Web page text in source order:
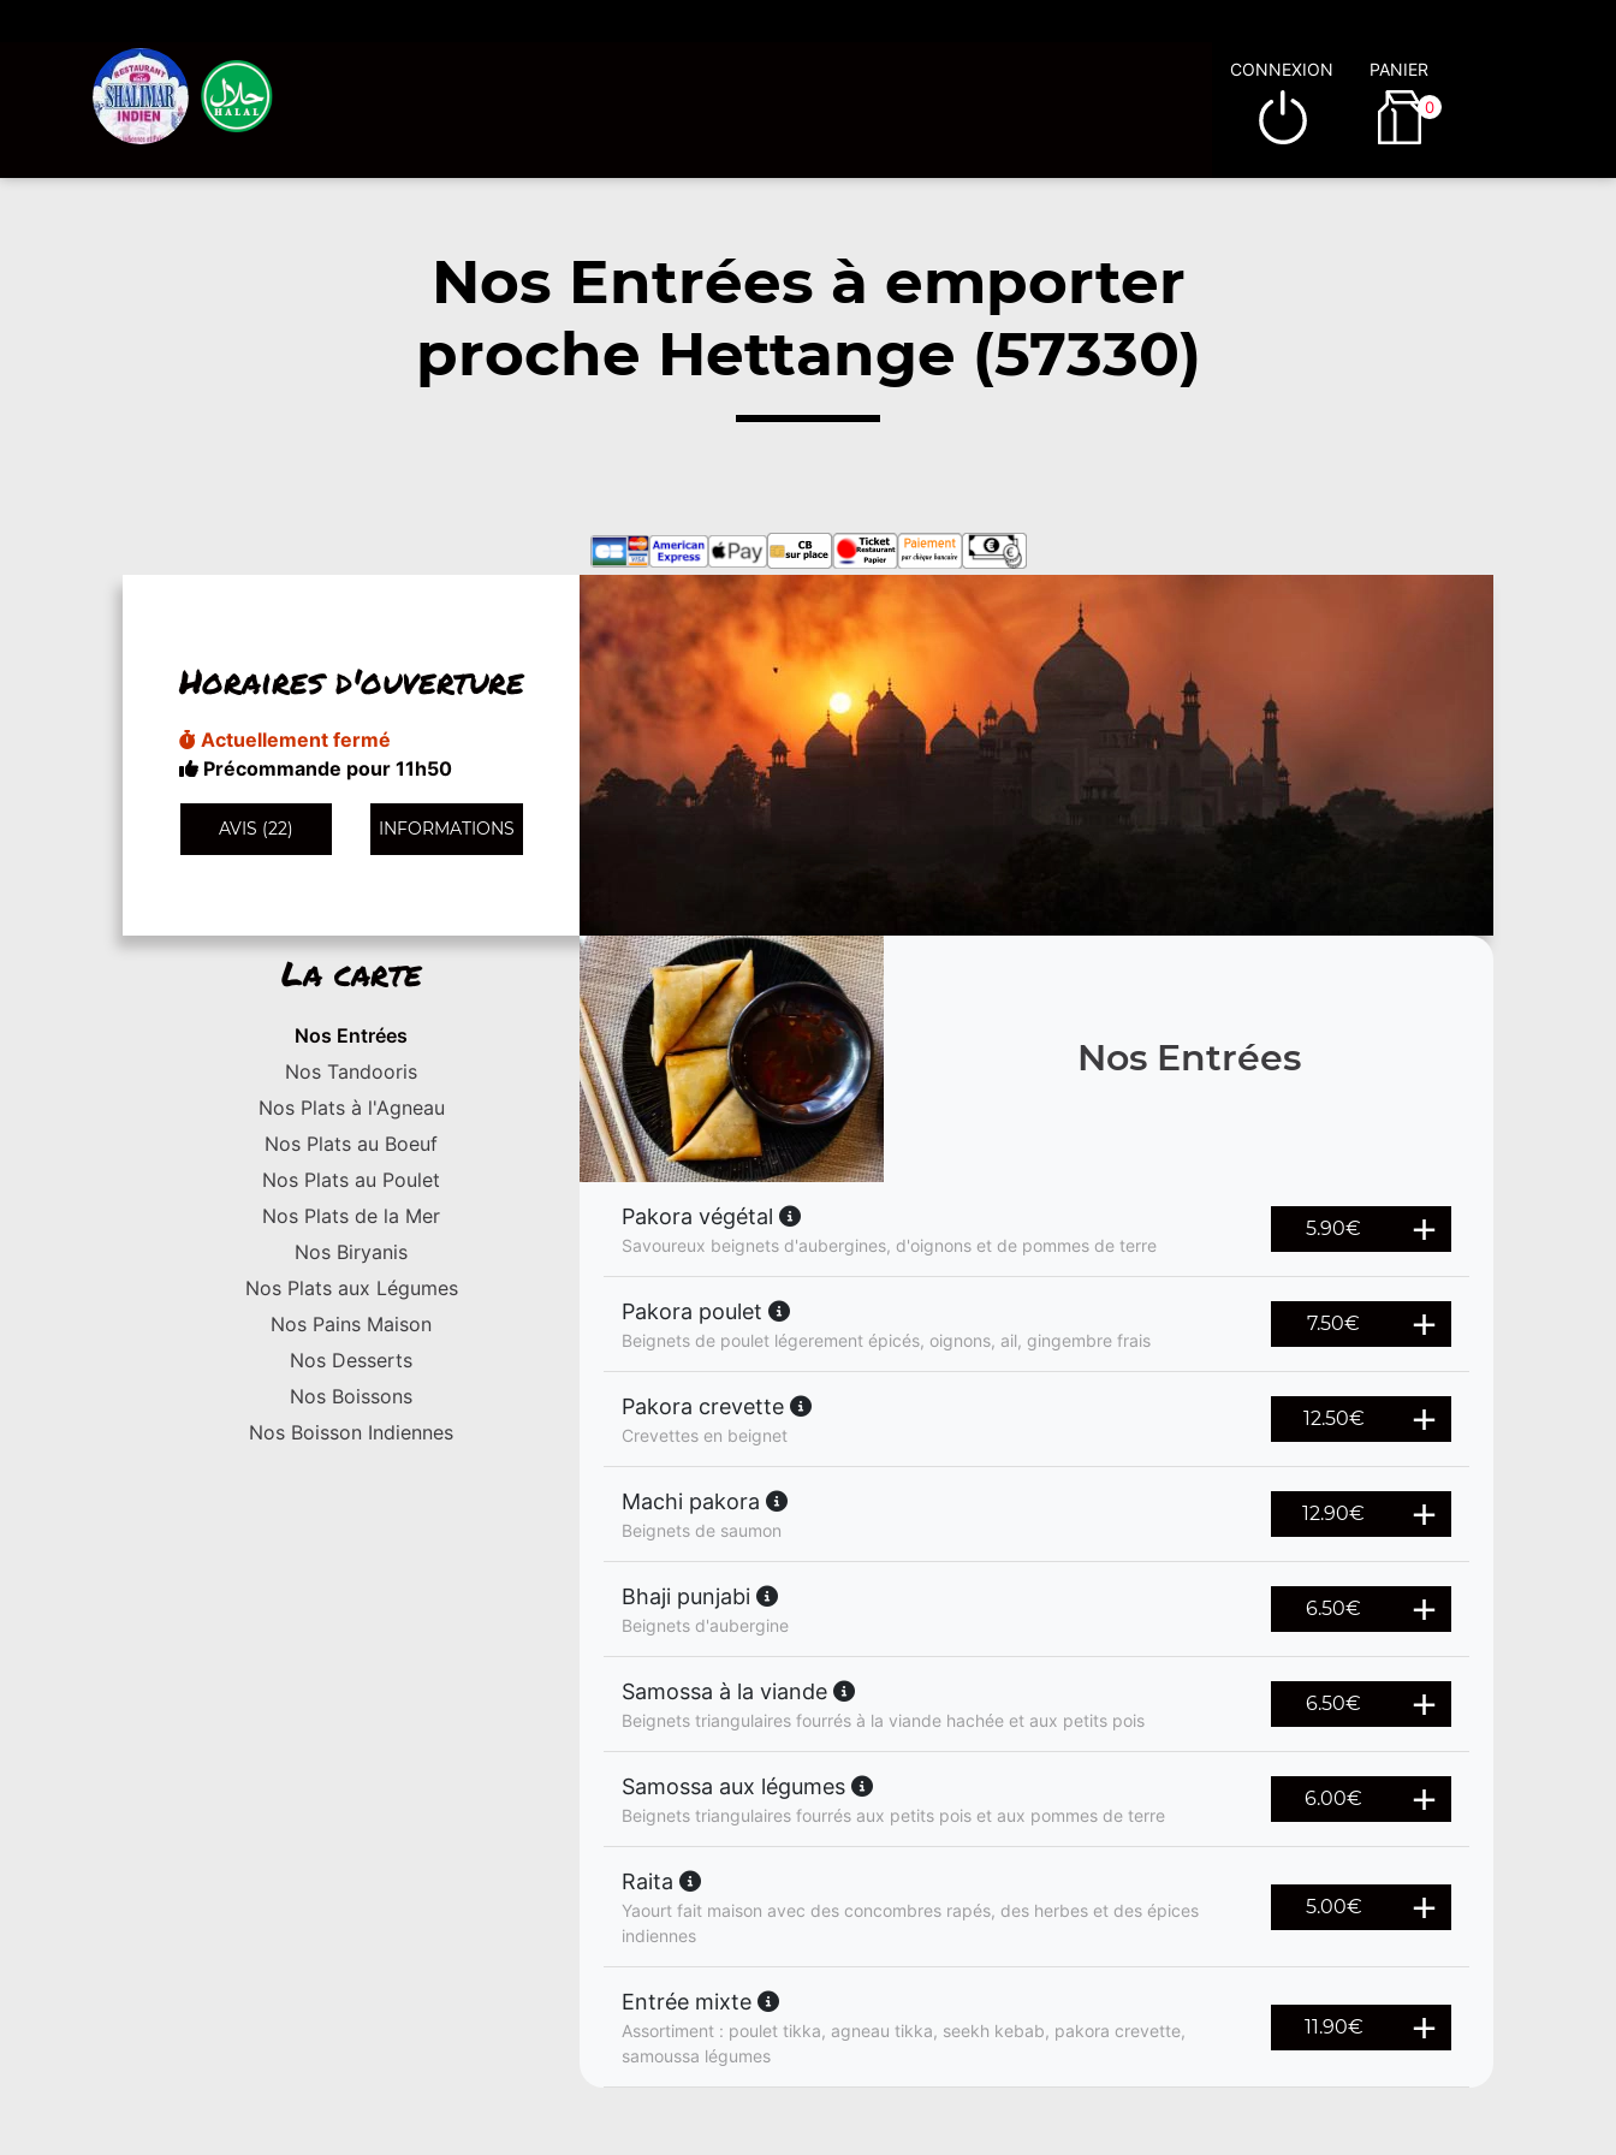
CONNEXION PANIER
0
Nos Entrées à emporter
proche Hettange (57330)
Horaires d'ouverture
Actuellement fermé
Précommande pour 11h50
AVIS (22) INFORMATIONS
La carte
Nos Entrées
Nos Tandooris
Nos Plats à l'Agneau
Nos Plats au Boeuf
Nos Plats au Poulet
Nos Plats de la Mer
Nos Biryanis
Nos Plats aux Légumes
Nos Pains Maison
Nos Desserts
Nos Boissons
Nos Boisson Indiennes
Nos Entrées
Pakora végétal
Savoureux beignets d'aubergines, d'oignons et de pommes de terre
5.90€
Pakora poulet
Beignets de poulet légerement épicés, oignons, ail, gingembre frais
7.50€
Pakora crevette
Crevettes en beignet
12.50€
Machi pakora
Beignets de saumon
12.90€
Bhaji punjabi
Beignets d'aubergine
6.50€
Samossa à la viande
Beignets triangulaires fourrés à la viande hachée et aux petits pois
6.50€
Samossa aux légumes
Beignets triangulaires fourrés aux petits pois et aux pommes de terre
6.00€
Raita
Yaourt fait maison avec des concombres rapés, des herbes et des épices
indiennes
5.00€
Entrée mixte
Assortiment : poulet tikka, agneau tikka, seekh kebab, pakora crevette,
samoussa légumes
11.90€